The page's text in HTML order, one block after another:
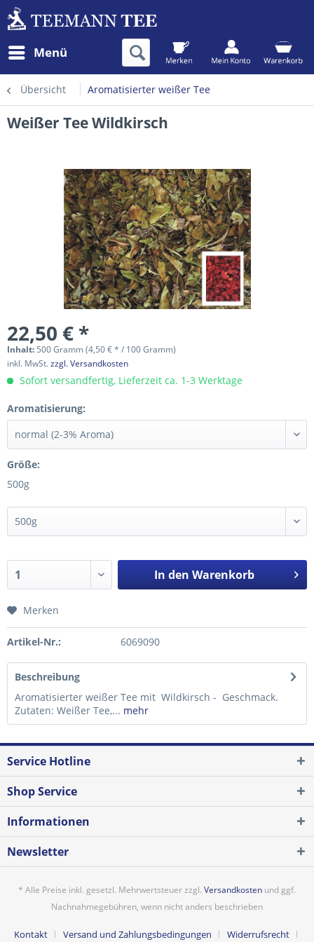
Menü
Übersicht Aromatisierter weißer Tee
Weißer Tee Wildkirsch
22,50 € *
Inhalt: 500 Gramm (4,50 € * / 100 Gramm)
inkl. MwSt.zzgl. Versandkosten
Sofort versandfertig, Lieferzeit ca. 1-3 Werktage
Aromatisierung:
Größe:
500g
In den Warenkorb
Merken
Artikel-Nr.: 6069090
Beschreibung
Aromatisierter weißer Tee mit Wildkirsch - Geschmack.
Zutaten: Weißer Tee,... mehr
Service Hotline
Shop Service
Informationen
Newsletter
* Alle Preise inkl. gesetzl. Mehrwertsteuer zzgl. Versandkosten und ggf.
Nachnahmegebühren, wenn nicht anders beschrieben
Kontakt Versand und Zahlungsbedingungen Widerrufsrecht